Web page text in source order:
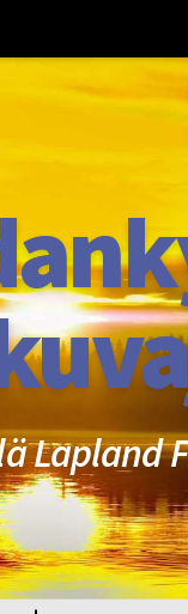
Lapland